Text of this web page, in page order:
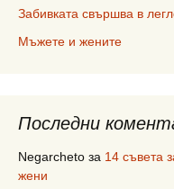
Забивката свършва в
Мъжете и жените
Последни
Negarcheto за 14 съвета
жени